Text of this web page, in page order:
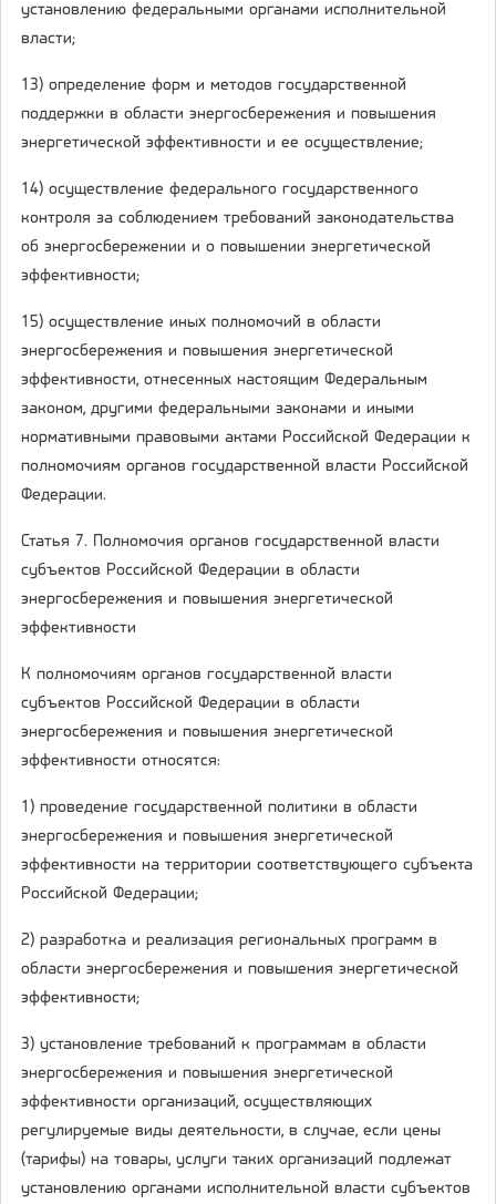
установлению федеральными органами исполнительной
власти;
13) определение форм и методов государственной
поддержки в области энергосбережения и повышения
энергетической эффективности и ее осуществление;
14) осуществление федерального государственного
контроля за соблюдением требований законодательства
об энергосбережении и о повышении энергетической
эффективности;
15) осуществление иных полномочий в области
энергосбережения и повышения энергетической
эффективности, отнесенных настоящим Федеральным
законом, другими федеральными законами и иными
нормативными правовыми актами Российской Федерации к
полномочиям органов государственной власти Российской
Федерации.
Статья 7. Полномочия органов государственной власти
субъектов Российской Федерации в области
энергосбережения и повышения энергетической
эффективности
К полномочиям органов государственной власти
субъектов Российской Федерации в области
энергосбережения и повышения энергетической
эффективности относятся:
1) проведение государственной политики в области
энергосбережения и повышения энергетической
эффективности на территории соответствующего субъекта
Российской Федерации;
2) разработка и реализация региональных программ в
области энергосбережения и повышения энергетической
эффективности;
3) установление требований к программам в области
энергосбережения и повышения энергетической
эффективности организаций, осуществляющих
регулируемые виды деятельности, в случае, если цены
(тарифы) на товары, услуги таких организаций подлежат
установлению органами исполнительной власти субъектов